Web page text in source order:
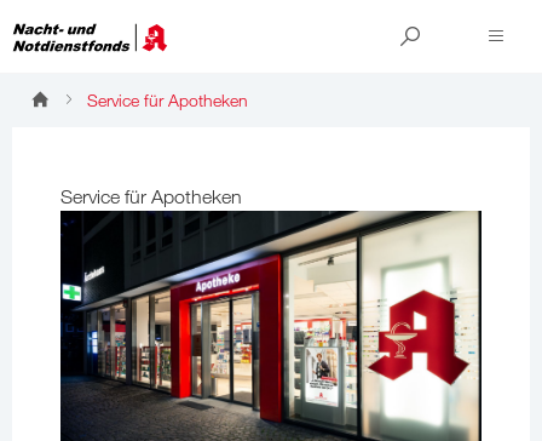
Service für Apotheken
Service für Apotheken